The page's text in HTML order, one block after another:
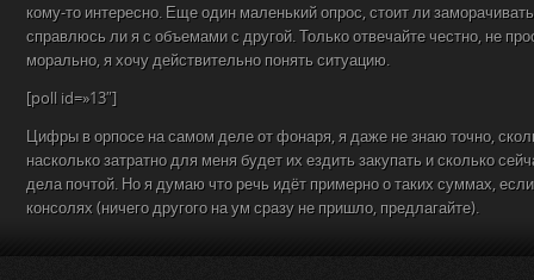
кому-то интересно. Еще один маленький опрос, стоит ли
справлюсь ли я с объемами с другой. Только отвечайте честно, не
морально, я хочу действительно понять ситуацию.
[poll id=»13″]
Цифры в орпосе на самом деле от фонаря, я даже не знаю точно,
насколько затратно для меня будет их ездить закупать и сколько
дела почтой. Но я думаю что речь идёт примерно о таких суммах,
консолях (ничего другого на ум сразу не пришло, предлагайте).